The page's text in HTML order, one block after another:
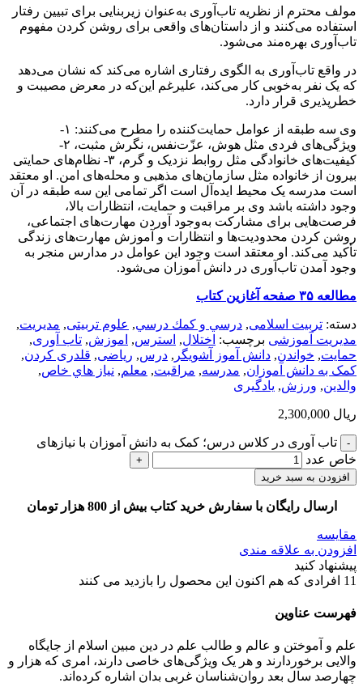
مولف محترم از نظریه تاب‌آوری به‌عنوان زیربنایی برای تبیین رفتار
استفاده می‌کنند و از داستان‌های واقعی برای روشن کردن مفهوم
تاب‌آوری بهره‌مند می‌شود.
در واقع تاب‌آوری به الگوی رفتاری اشاره می‌کند که نشان می‌دهد
که یک نفر به‌خوبی کار می‌کند، علیرغم این‌که در معرض مصیبت و
خطر‌پذیری قرار دارد.
وی سه طبقه از عوامل حمایت‌کننده را مطرح می‌کنند: ۱-
ویژگی‌های فردی مثل هوش، عزّت‌نفس، نگرش مثبت، ۲-
کیفیت‌های خانوادگی مثل روابط نزدیک و گرم، ۳- نظام‌های حمایتی
بیرون از خانواده مثل سازمان‌های مذهبی و محله‌های امن. او معتقد
است مدرسه یک محیط ایده‌آل است اگر تمامی این سه طبقه در آن
وجود داشته باشد وی بر مراقبت و حمایت، انتظارات بالا،
فرصت‌هایی برای مشارکت به‌وجود آوردن مهارت‌های اجتماعی،
روشن کردن محدودیت‌ها و انتظارات و آموزش مهارت‌های زندگی
تأکید می‌کند. او معتقد است وجود این عوامل در مدارس منجر به
وجود آمدن تاب‌آوری در دانش آموزان می‌شود.
مطالعه ۳۵ صفحه آغازین کتاب
دسته: تربیت اسلامی, درسي و كمك درسي, علوم تربیتی, مديريت,
مدیریت آموزشی برچسب: اختلال, استرس, اموزش, تاب آوری,
حمایت, خواندن, دانش آموز آشویگر , درس, ریاضی, قلدری کردن,
کمک به دانش آموزان, مدرسه, مراقبت, معلم, نياز هاي خاص,
والدین, ورزش, یادگیری
ریال
تاب آوری در کلاس درس؛ کمک به دانش ‏آموزان با نیازهای
خاص عدد
افزودن به سبد خرید
ارسال رایگان با سفارش خرید کتاب بیش از 800 هزار تومان
مقایسه
افزودن به علاقه مندی
پیشنهاد کنید
11 افرادی که هم اکنون این محصول را بازدید می کنند
فهرست عناوین
علم و آموختن و عالم و طالب علم در دین مبین اسلام از جایگاه
والایی برخوردارند و هر یک ویژگی‌های خاصی دارند، امری که هزار و
چهارصد سال بعد روان‌شناسان غربی بدان اشاره کرده‌اند.